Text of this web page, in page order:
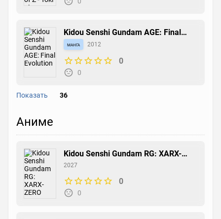
Kidou Senshi Gundam AGE: Final
Evolution
манга 2012
0
0
Показать 36
0
Kidou Senshi Gundam AGE
новелла
Аниме
Kidou Senshi Gundam RG: XARX-
ZERO
2027
0
0